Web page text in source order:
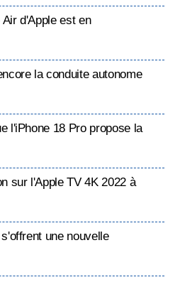
d'Apple est en
la conduite autonome
l'iPhone 18 Pro propose la
sur l'Apple TV 4K 2022 à
une nouvelle